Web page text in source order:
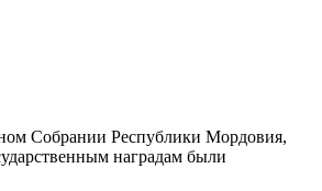
Собрании Республики Мордовия,
наградам были